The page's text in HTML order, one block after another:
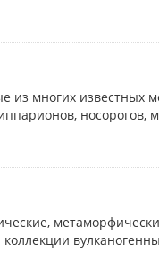
из многих известных
носорогов,